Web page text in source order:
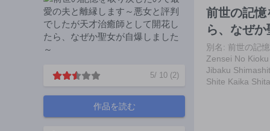
5/ 10 (2)
作品を読む
前世の記憶
ら、なぜ
別名: 前世の記
Zensei No
Jibaku
Shite Kaika